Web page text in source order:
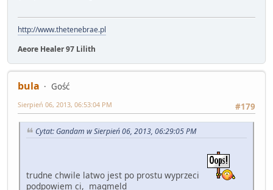
http://www.thetenebrae.pl
Aeore Healer 97 Lilith
bula
Gość
#179
Sierpień 06, 2013, 06:53:04 PM
Cytat: Gandam w Sierpień 06, 2013, 06:29:05 PM
trudne chwile latwo jest po prostu wyprzeci
podpowiem ci, magmeld